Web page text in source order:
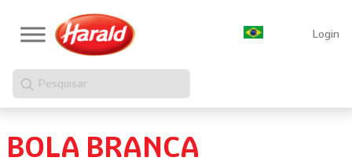
Login
Pesquisar
BOLA BRANCA